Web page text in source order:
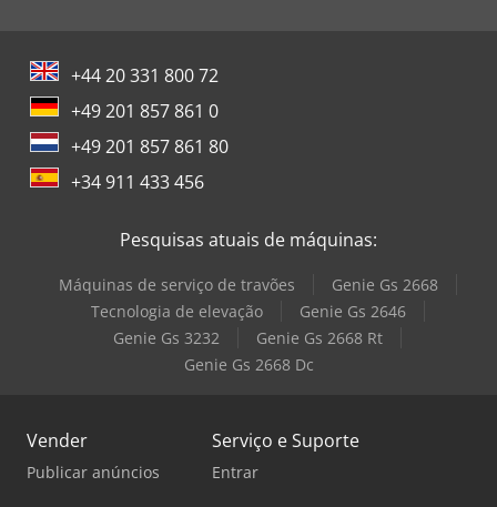
+44 20 331 800 72
+49 201 857 861 0
+49 201 857 861 80
+34 911 433 456
Pesquisas atuais de máquinas:
Máquinas de serviço de travões
Genie Gs 2668
Tecnologia de elevação
Genie Gs 2646
Genie Gs 3232
Genie Gs 2668 Rt
Genie Gs 2668 Dc
Vender
Publicar anúncios
Serviço e Suporte
Entrar